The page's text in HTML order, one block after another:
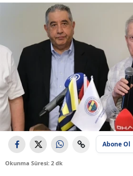
Abone Ol
Okunma Süresi: 2 dk